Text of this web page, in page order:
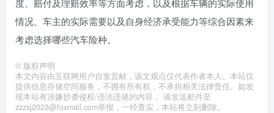
情况、车主的实际需要以及自身经济承受能力等综合因素来
考虑选择哪些汽车险种。
© 版权声明
本文内容由互联网用户自发贡献，该文观点仅代表作者本人。本站仅
提供信息存储空间服务，不拥有所有权，不承担相关法律责任。如发
现本站有涉嫌抄袭侵权/违法违规的内容， 请发送邮件至
zzzsj2023@foxmail.com举报，一经查实，本站将立刻删除。